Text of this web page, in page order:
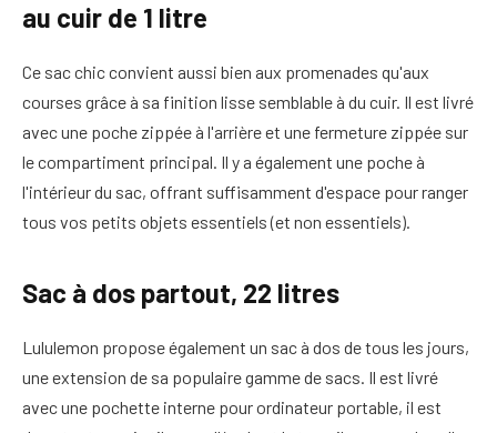
au cuir de 1 litre
Ce sac chic convient aussi bien aux promenades qu'aux
courses grâce à sa finition lisse semblable à du cuir. Il est livré
avec une poche zippée à l'arrière et une fermeture zippée sur
le compartiment principal. Il y a également une poche à
l'intérieur du sac, offrant suffisamment d'espace pour ranger
tous vos petits objets essentiels (et non essentiels).
Sac à dos partout, 22 litres
Lululemon propose également un sac à dos de tous les jours,
une extension de sa populaire gamme de sacs. Il est livré
avec une pochette interne pour ordinateur portable, il est